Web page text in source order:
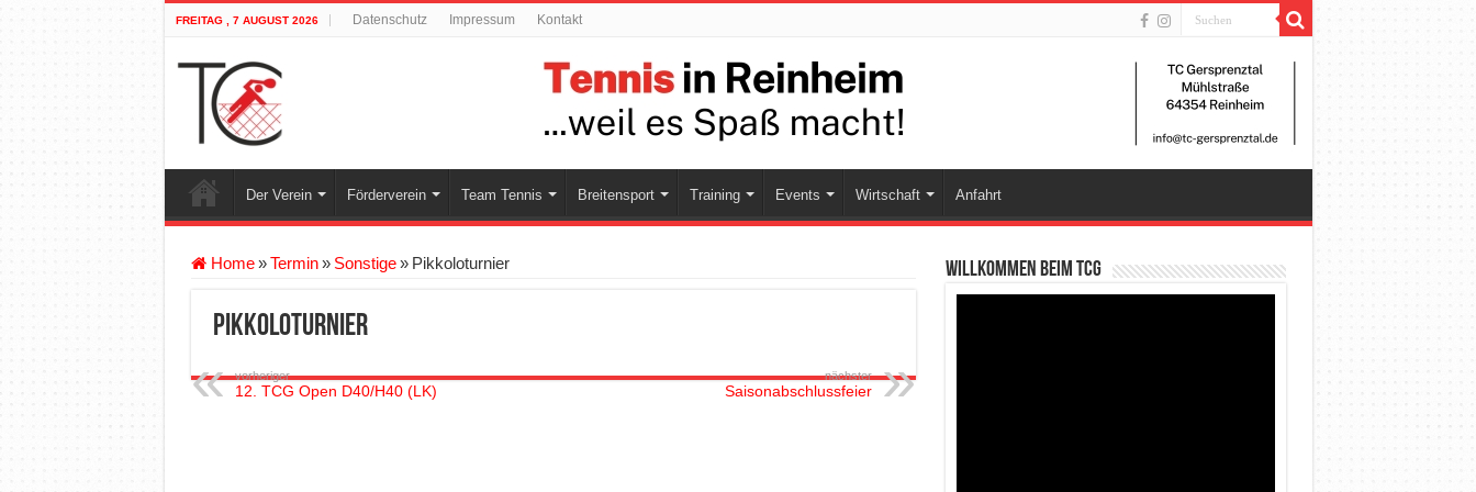
FREITAG , 7 AUGUST 2026 Datenschutz Impressum Kontakt
Der Verein Förderverein Team Tennis Breitensport Training Events Wirtschaft Anfahrt
Home » Termin » Sonstige » Pikkoloturnier
Pikkoloturnier
vorheriger
12. TCG Open D40/H40 (LK)
nächster
Saisonabschlussfeier
Willkommen beim TCG